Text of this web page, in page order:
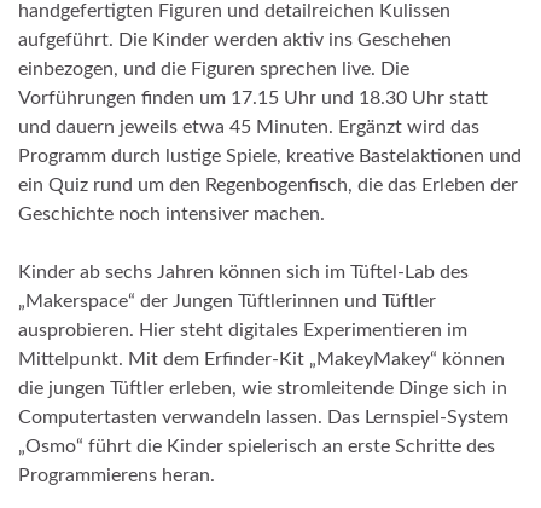
handgefertigten Figuren und detailreichen Kulissen
aufgeführt. Die Kinder werden aktiv ins Geschehen
einbezogen, und die Figuren sprechen live. Die
Vorführungen finden um 17.15 Uhr und 18.30 Uhr statt
und dauern jeweils etwa 45 Minuten. Ergänzt wird das
Programm durch lustige Spiele, kreative Bastelaktionen und
ein Quiz rund um den Regenbogenfisch, die das Erleben der
Geschichte noch intensiver machen.
Kinder ab sechs Jahren können sich im Tüftel-Lab des
„Makerspace“ der Jungen Tüftlerinnen und Tüftler
ausprobieren. Hier steht digitales Experimentieren im
Mittelpunkt. Mit dem Erfinder-Kit „MakeyMakey“ können
die jungen Tüftler erleben, wie stromleitende Dinge sich in
Computertasten verwandeln lassen. Das Lernspiel-System
„Osmo“ führt die Kinder spielerisch an erste Schritte des
Programmierens heran.